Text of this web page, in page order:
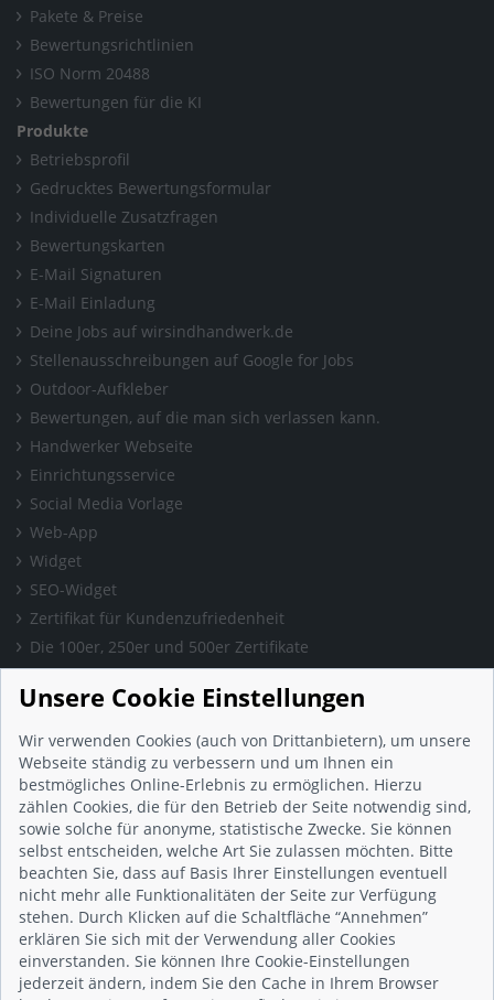
Pakete & Preise
Bewertungsrichtlinien
ISO Norm 20488
Bewertungen für die KI
Produkte
Betriebsprofil
Gedrucktes Bewertungsformular
Individuelle Zusatzfragen
Bewertungskarten
E-Mail Signaturen
E-Mail Einladung
Deine Jobs auf wirsindhandwerk.de
Stellenausschreibungen auf Google for Jobs
Outdoor-Aufkleber
Bewertungen, auf die man sich verlassen kann.
Handwerker Webseite
Einrichtungsservice
Social Media Vorlage
Web-App
Widget
SEO-Widget
Zertifikat für Kundenzufriedenheit
Die 100er, 250er und 500er Zertifikate
Presse & Wissen
Presse und Informationen
Blog
Häufig gestellte Fragen (FAQ)
Studie: Digitalisierungsbarometer
Initiative gegen Fake-Bewertungen
Kunden Informationen
Beratungsgespräch vereinbaren
Impressum
Datenschutz
AGB
Nutzungsbedingungen
Unsere Cookie Einstellungen
Wir verwenden Cookies (auch von Drittanbietern), um unsere
Webseite ständig zu verbessern und um Ihnen ein
bestmögliches Online-Erlebnis zu ermöglichen. Hierzu
zählen Cookies, die für den Betrieb der Seite notwendig sind,
sowie solche für anonyme, statistische Zwecke. Sie können
selbst entscheiden, welche Art Sie zulassen möchten. Bitte
beachten Sie, dass auf Basis Ihrer Einstellungen eventuell
nicht mehr alle Funktionalitäten der Seite zur Verfügung
stehen. Durch Klicken auf die Schaltfläche “Annehmen”
erklären Sie sich mit der Verwendung aller Cookies
einverstanden. Sie können Ihre Cookie-Einstellungen
jederzeit ändern, indem Sie den Cache in Ihrem Browser